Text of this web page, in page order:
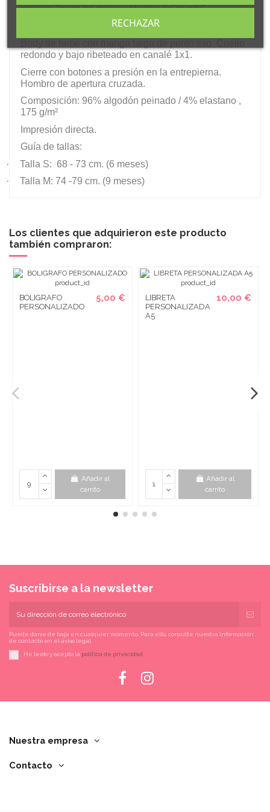
mensaje "tengo los mejores abuelos del mundo".
redondo y bajo ribeteado en canalé 1x1.
Cierre con botones a presión en la entrepierna.
Hombro de apertura cruzada.
Composición: 96% algodón peinado / 4% elastano ,
175 g/m²
Impresión directa.
Guía de tallas:
·
Talla S: 68 - 73 cm. (6 meses)
·
Talla M: 74 -79 cm. (9 meses)
Los clientes que adquirieron este producto
también compraron:
BOLIGRAFO
PERSONALIZADO
5,00 €
Añadir al
carrito
LIBRETA
PERSONALIZADA
A5
10,00 €
Añadir al
carrito
Suscribirse a la newsletter
Puede darse de baja en cualquier momento. Para ello, consulte nuestra información
de contacto en el aviso legal.
He leído y acepto la política de privacidad
Nuestra empresa
Contacto
RECHAZAR